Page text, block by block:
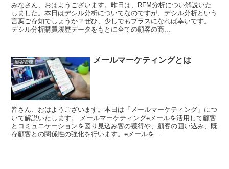
みなさん、おはようございます。昨日は、RFM分析につい解説いた
しました。本日はデシル分析についてなのですが、デシル分析という
言葉ご存知でしょうか？ぜひ、少しでもプラスになれば幸いです。
デシル分析購買履歴データをもとに全ての顧客の商...
顧客管理 メールマーケティングとは
皆さん、おはようございます。本日は「メールマーケティング」につ
いて解説いたします。 メールマーケティングeメールを活用して顧客
とコミュニケーションを図り見込み客の獲得や、顧客の囲い込み、既
存顧客との関係性の強化を行います。eメールを...